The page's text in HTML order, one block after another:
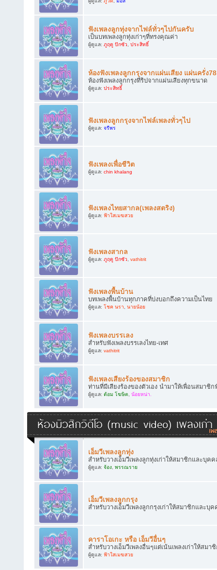
ฟังเพลงลูกทุ่งจากไฟล์ทั่วๆไปกันครับ
เป็นบทเพลงลูกทุ่งเก่าๆที่ทรงคุณค่า
ผู้ดูแล: ภูฤดู ปักซัว, ประสิทธิ์
ห้องฟังเพลงลูกกรุงจากแผ่นเสียง แผ่นครั่ง
ห้องฟังเพลงลูกกรุงที่ริปจากแผ่นเสียงทุกขนาด
ผู้ดูแล: ประสิทธิ์
ฟังเพลงลูกกรุงจากไฟล์เพลงทั่วๆไป
ผู้ดูแล: จรีพร
ฟังเพลงเพื่อชีวิต
ผู้ดูแล: chin khalang
ฟังเพลงไทยสากล(เพลงสตริง)
ผู้ดูแล: ฟ้าใสเมฆสวย
ฟังเพลงสากล
ผู้ดูแล: ภูฤดู ปักซัว, vathitrit
ฟังเพลงพื้นบ้าน
บทเพลงพื้นบ้านทุกภาคที่บ่งบอกถึงความเป็นไทย
ผู้ดูแล: โชค นรา, นายน้อย
ฟังเพลงบรรเลง
สำหรับฟังเพลงบรรเลงไทย-เทศ
ผู้ดูแล: vathitrit
ฟังเพลงเสียงร้องของสมาชิก
ท่านที่มีเสียงร้องของตัวเอง นำมาให้เพื่อนสมาชิ
ผู้ดูแล: ต้อม โฆษิต, น้อยหน่า.
ห้องมิวสิกวิดีโอ (music video) เพลงเก่า
เอ็มวีเพลงลูกทุ่ง
สำหรับวางเอ็มวีเพลงลูกทุ่งเก่าให้สมาชิกและบุค
ผู้ดูแล: จ้อง, พรรณราย
เอ็มวีเพลงลูกกรุง
สำหรับวางเอ็มวีเพลงลูกกรุงเก่าให้สมาชิกและบุ
คาราโอเกะ หรือ เอ็มวีอื่นๆ
สำหรับวางเอ็มวีเพลงอื่นๆแต่เน้นเพลงเก่าให้สม
ผู้ดูแล: ฟ้าใสเมฆสวย